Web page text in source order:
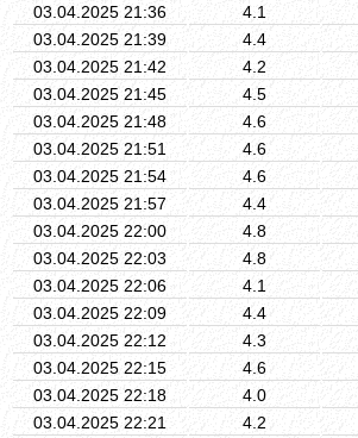
03.04.2025 21:36
4.1
03.04.2025 21:39
4.4
03.04.2025 21:42
4.2
03.04.2025 21:45
4.5
03.04.2025 21:48
4.6
03.04.2025 21:51
4.6
03.04.2025 21:54
4.6
03.04.2025 21:57
4.4
03.04.2025 22:00
4.8
03.04.2025 22:03
4.8
03.04.2025 22:06
4.1
03.04.2025 22:09
4.4
03.04.2025 22:12
4.3
03.04.2025 22:15
4.6
03.04.2025 22:18
4.0
03.04.2025 22:21
4.2